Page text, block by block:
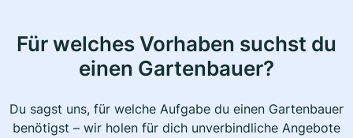
Für welches Vorhaben suchst du
einen Gartenbauer?
Du sagst uns, für welche Aufgabe du einen Gartenbauer
benötigst – wir holen für dich unverbindliche Angebote